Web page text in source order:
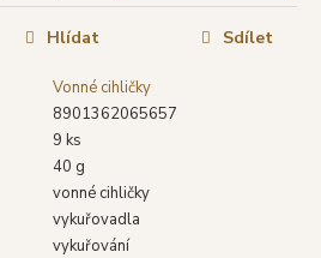
Vonné cihličky
8901362065657
9 ks
40 g
vonné cihličky
vykuřovadla
vykuřování
Hlídat Sdílet